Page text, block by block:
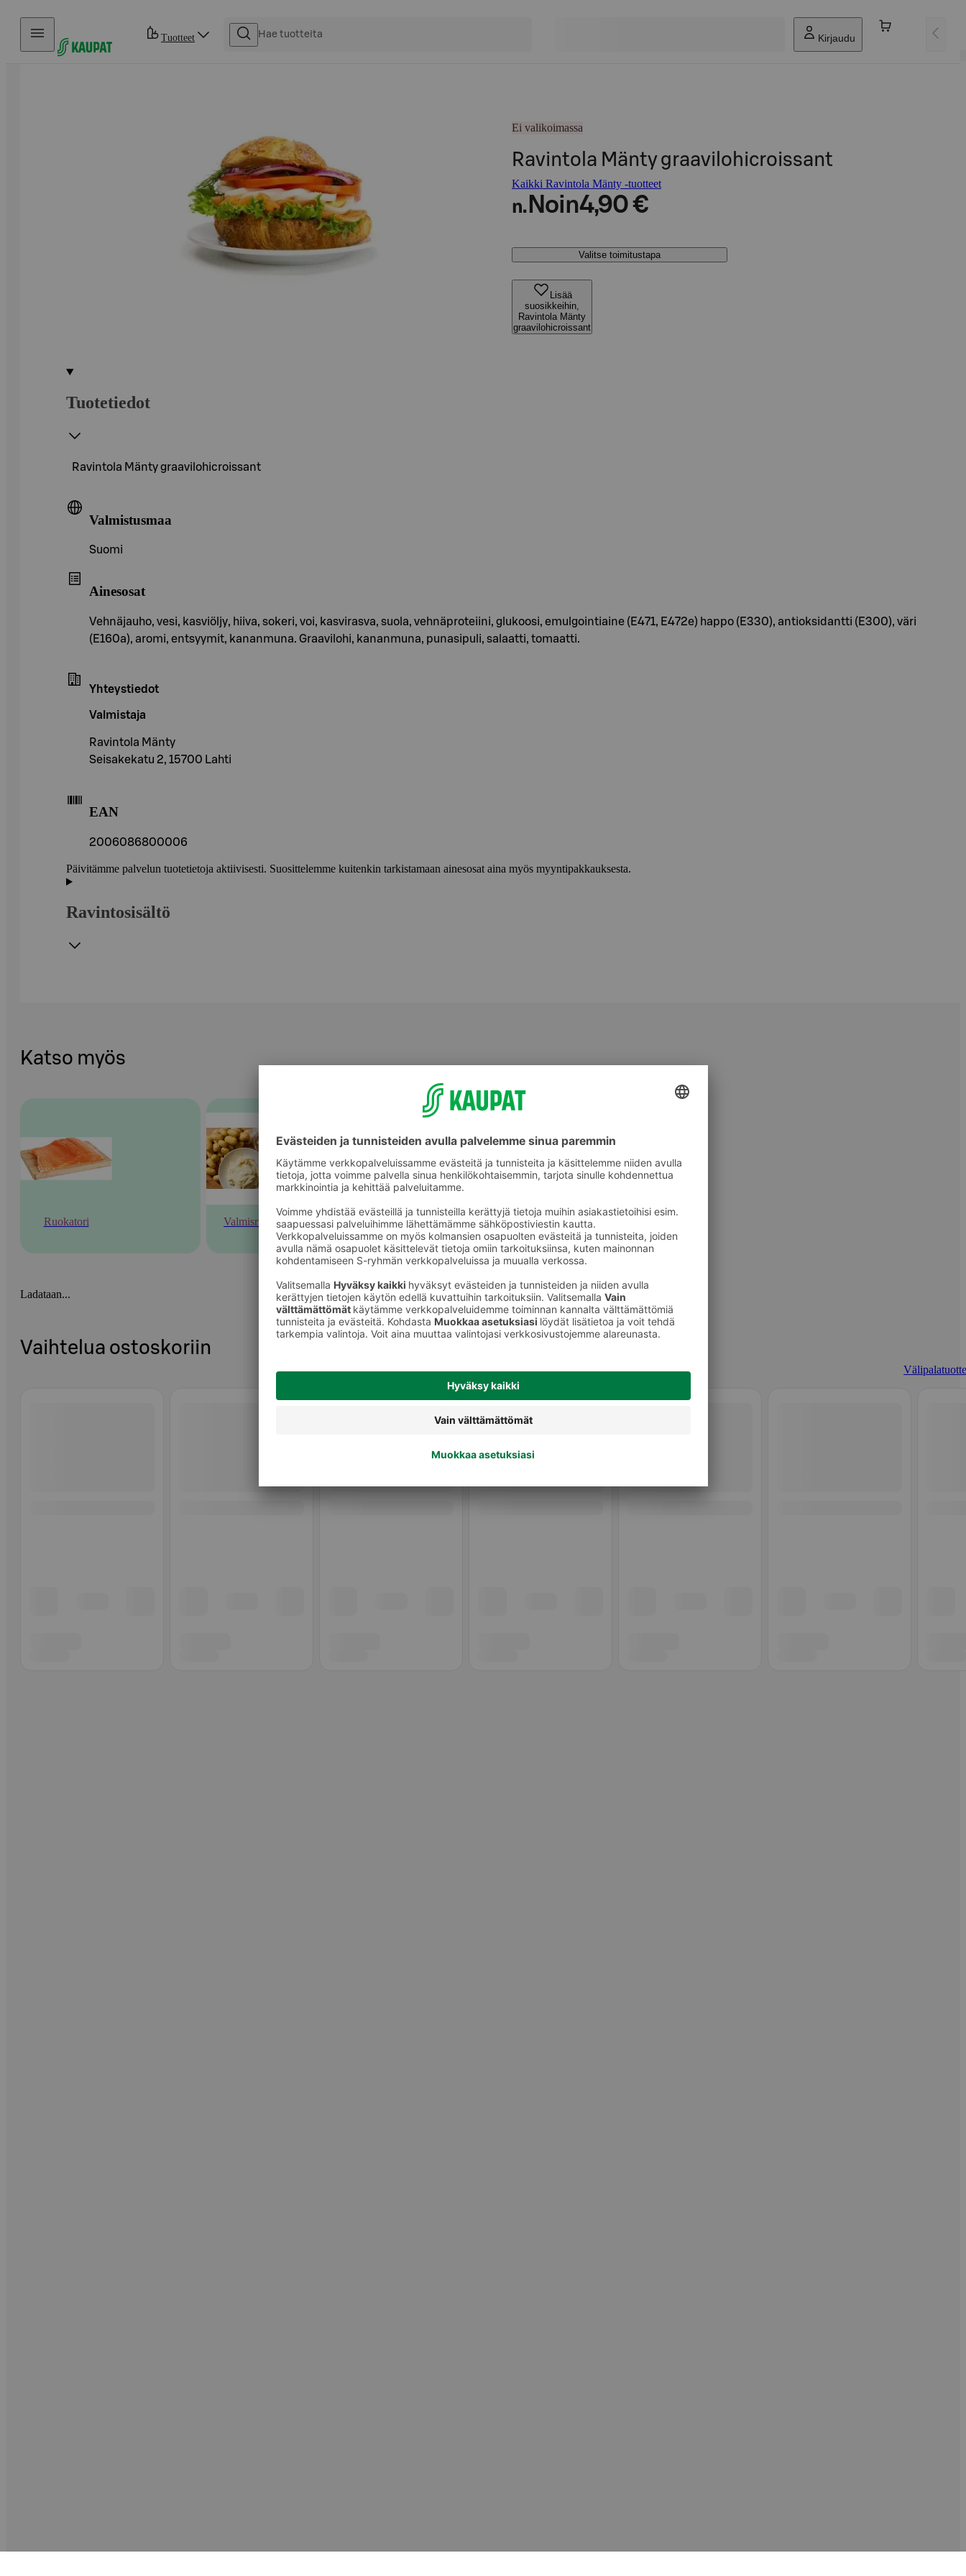
Hyppää sisältöön
Tuotteet Kirjaudu
Ei valikoimassa
Ravintola Mänty graavilohicroissant
Kaikki Ravintola Mänty -tuotteet
n. Noin4,90 €
Valitse toimitustapa
Lisää
suosikkeihin,
Ravintola Mänty
graavilohicroissant
Tuotetiedot
Ravintola Mänty graavilohicroissant
Valmistusmaa
Suomi
Ainesosat
Vehnäjauho, vesi, kasviöljy, hiiva, sokeri, voi, kasvirasva, suola, vehnäproteiini, glukoosi, emulgointiaine (E471, E472e) happo (E330), antioksidantti (E300), väri
(E160a), aromi, entsyymit, kananmuna. Graavilohi, kananmuna, punasipuli, salaatti, tomaatti.
Yhteystiedot
Valmistaja
Ravintola Mänty
Seisakekatu 2, 15700 Lahti
EAN
2006086800006
Päivitämme palvelun tuotetietoja aktiivisesti. Suosittelemme kuitenkin tarkistamaan ainesosat aina myös myyntipakkauksesta.
Ravintosisältö
Katso myös
Ruokatori Valmisruoka Välipalatuotteet
Ladataan...
Vaihtelua ostoskoriin